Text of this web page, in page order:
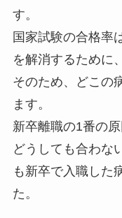
す。
国家試験の合格率
を解消するために
そのため、どこの
ます。
新卒離職の1番の
どうしても合わな
も新卒で入職した
た。